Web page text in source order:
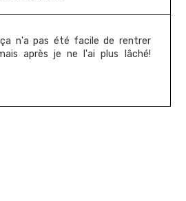
ça n'a pas été facile de rentrer
après je ne l'ai plus lâché!